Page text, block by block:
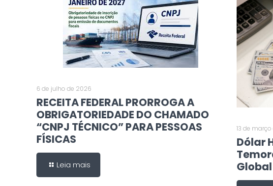
6 de julho de 2026
RECEITA FEDERAL PRORROGA A
OBRIGATORIEDADE DO CHAMADO
“CNPJ TÉCNICO” PARA PESSOAS
FÍSICAS
Leia mais
13 de
Dólar
Global